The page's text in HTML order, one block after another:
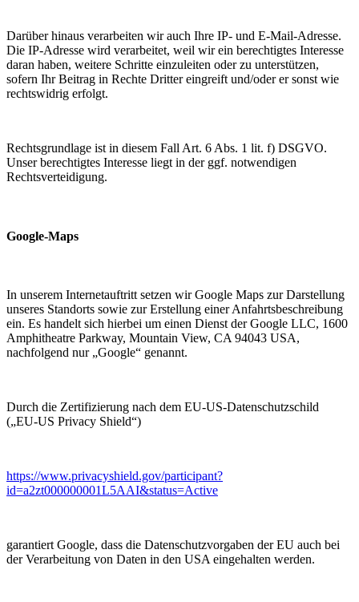
Darüber hinaus verarbeiten wir auch Ihre IP- und E-Mail-Adresse.
Die IP-Adresse wird verarbeitet, weil wir ein berechtigtes Interesse
daran haben, weitere Schritte einzuleiten oder zu unterstützen,
sofern Ihr Beitrag in Rechte Dritter eingreift und/oder er sonst wie
rechtswidrig erfolgt.
Rechtsgrundlage ist in diesem Fall Art. 6 Abs. 1 lit. f) DSGVO.
Unser berechtigtes Interesse liegt in der ggf. notwendigen
Rechtsverteidigung.
Google-Maps
In unserem Internetauftritt setzen wir Google Maps zur Darstellung
unseres Standorts sowie zur Erstellung einer Anfahrtsbeschreibung
ein. Es handelt sich hierbei um einen Dienst der Google LLC, 1600
Amphitheatre Parkway, Mountain View, CA 94043 USA,
nachfolgend nur „Google“ genannt.
Durch die Zertifizierung nach dem EU-US-Datenschutzschild
(„EU-US Privacy Shield“)
https://www.privacyshield.gov/participant?
id=a2zt000000001L5AAI&status=Active
garantiert Google, dass die Datenschutzvorgaben der EU auch bei
der Verarbeitung von Daten in den USA eingehalten werden.